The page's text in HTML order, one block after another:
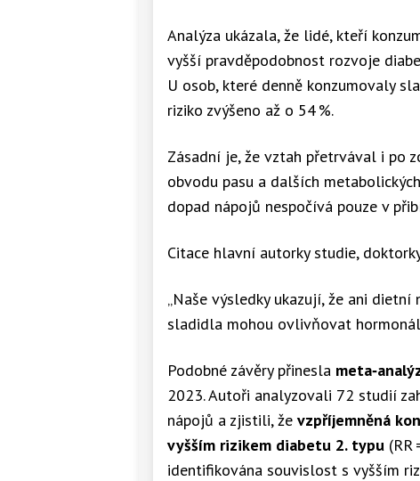
Analýza ukázala, že lidé, kteří
vyšší pravděpodobnost rozvoje
U osob, které denně konzumovaly
riziko zvýšeno až o 54 %.
Zásadní je, že vztah přetrvával i po
obvodu pasu a dalších
dopad nápojů nespočívá pouze v
Citace hlavní autorky studie,
„Naše výsledky ukazují, že ani
sladidla mohou ovlivňovat
Podobné závěry přinesla
2023. Autoři analyzovali 72 studií
nápojů a zjistili, že vzpříjemněná
vyšším rizikem diabetu 2. typu
identifikována souvislost s vyšším